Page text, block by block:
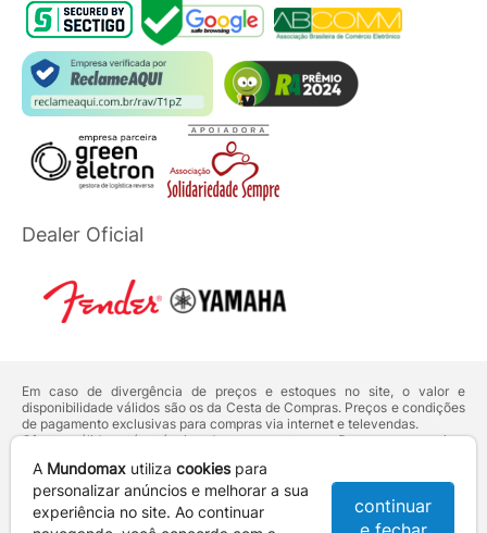
Dealer Oficial
Em caso de divergência de preços e estoques no site, o valor e
disponibilidade válidos são os da Cesta de Compras. Preços e condições
de pagamento exclusivas para compras via internet e televendas.
Ofertas válidas até o término de nossos estoques. Para compras acima
deVenda Corporativa.
Os preços apresentados no site prevalecem sobre outros anunciados em
qualquer outro meio de comunicação ou sites de buscas. Código de
Defesa do Consumidor:Lei nº 8.078.
A Mundomax utiliza cookiespara
personalizar anúncios e melhorar a sua
experiência no site. Ao continuar
continuar